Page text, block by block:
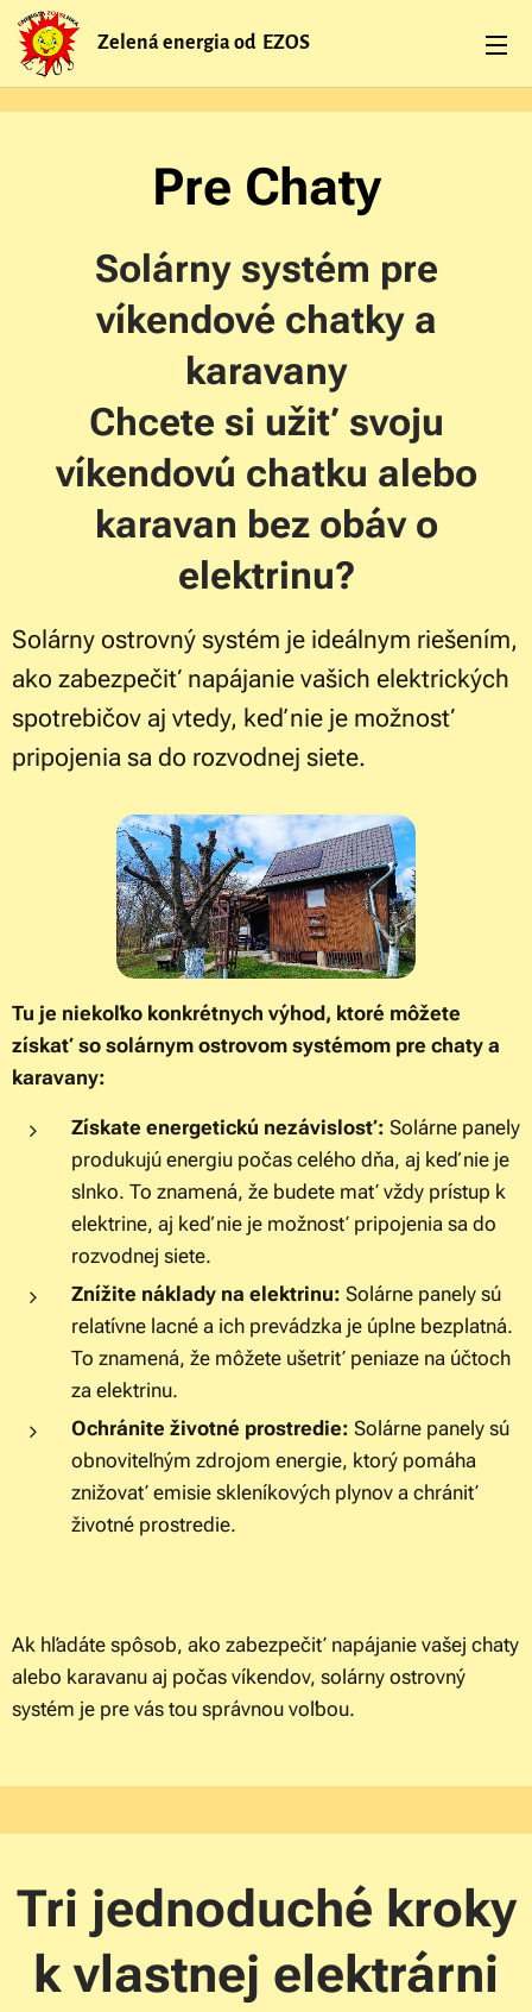
Zelená energia od EZOS
Pre Chaty
Solárny systém pre
víkendové chatky a
karavany
Chcete si užiť svoju
víkendovú chatku alebo
karavan bez obáv o
elektrinu?
Solárny ostrovný systém je ideálnym riešením,
ako zabezpečiť napájanie vašich elektrických
spotrebičov aj vtedy, keď nie je možnosť
pripojenia sa do rozvodnej siete.
Tu je niekoľko konkrétnych výhod, ktoré môžete
získať so solárnym ostrovom systémom pre chaty a
karavany:
Získate energetickú nezávislosť: Solárne panely
produkujú energiu počas celého dňa, aj keď nie je
slnko. To znamená, že budete mať vždy prístup k
elektrine, aj keď nie je možnosť pripojenia sa do
rozvodnej siete.
Znížite náklady na elektrinu: Solárne panely sú
relatívne lacné a ich prevádzka je úplne bezplatná.
To znamená, že môžete ušetriť peniaze na účtoch
za elektrinu.
Ochránite životné prostredie: Solárne panely sú
obnoviteľným zdrojom energie, ktorý pomáha
znižovať emisie skleníkových plynov a chrániť
životné prostredie.
Ak hľadáte spôsob, ako zabezpečiť napájanie vašej chaty
alebo karavanu aj počas víkendov, solárny ostrovný
systém je pre vás tou správnou voľbou.
Tri jednoduché kroky
k vlastnej elektrárni